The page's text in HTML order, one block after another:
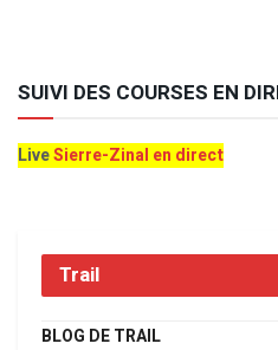
SUIVI DES COURSES EN
LiveSierre-Zinal en direct
Trail
BLOG DE TRAIL